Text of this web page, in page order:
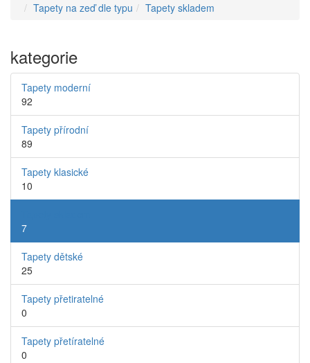
Tapety na zeď dle typu Tapety skladem
kategorie
Tapety moderní
92
Tapety přírodní
89
Tapety klasické
10
7
Tapety dětské
25
Tapety přetiratelné
0
Tapety přetíratelné
0